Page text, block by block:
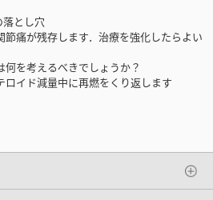
とし穴
痛が残存します．治療を強化したらよい
を考えるべきでしょうか？
イド減量中に再燃をくり返します